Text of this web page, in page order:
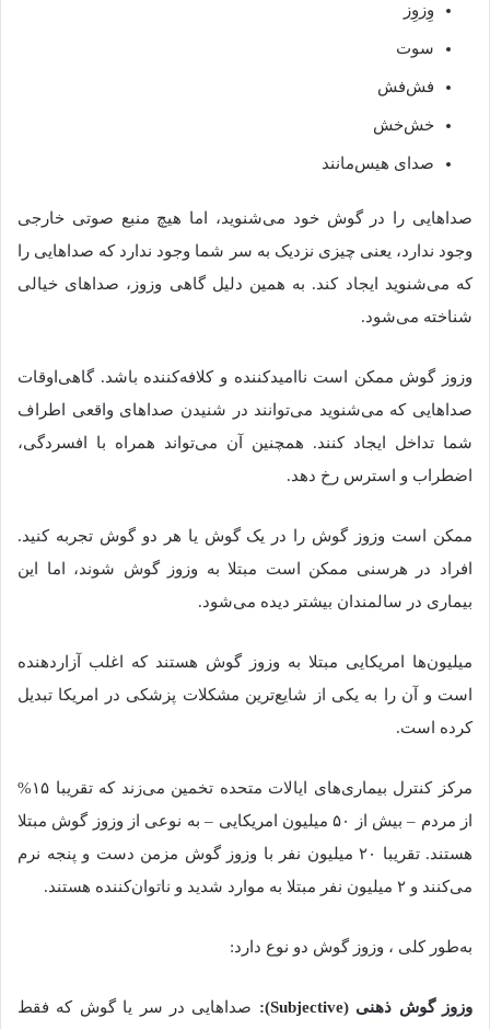
وِزوِز
سوت
فش‌فش
خش‌خش
صدای هیس‌مانند
صداهایی را در گوش خود می‌شنوید، اما هیچ منبع صوتی خارجی
وجود ندارد، یعنی چیزی نزدیک به سر شما وجود ندارد که صداهایی را
که می‌شنوید ایجاد کند. به همین دلیل گاهی وزوز، صداهای خیالی
شناخته می‌شود.
وزوز گوش ممکن است ناامیدکننده و کلافه‌کننده باشد. گاهی‌اوقات
صداهایی که می‌شنوید می‌توانند در شنیدن صداهای واقعی اطراف
شما تداخل ایجاد کنند. همچنین آن می‌تواند همراه با افسردگی،
اضطراب و استرس رخ دهد.
ممکن است وزوز گوش را در یک گوش یا هر دو گوش تجربه کنید.
افراد در هرسنی ممکن است مبتلا به وزوز گوش شوند، اما این
بیماری در سالمندان بیشتر دیده می‌شود.
میلیون‌ها امریکایی مبتلا به وزوز گوش هستند که اغلب آزاردهنده
است و آن را به یکی از شایع‌ترین مشکلات پزشکی در امریکا تبدیل
کرده است.
مرکز کنترل بیماری‌های ایالات متحده تخمین می‌زند که تقریبا ۱۵%
از مردم – بیش از ۵۰ میلیون امریکایی – به نوعی از وزوز گوش مبتلا
هستند. تقریبا ۲۰ میلیون نفر با وزوز گوش مزمن دست و پنجه نرم
می‌کنند و ۲ میلیون نفر مبتلا به موارد شدید و ناتوان‌کننده‌ هستند.
به‌طور کلی ، وزوز گوش دو نوع دارد:
وزوز گوش ذهنی (Subjective): صداهایی در سر یا گوش که فقط